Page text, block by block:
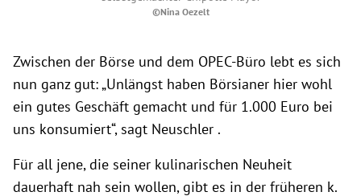
©Nina Oezelt
Zwischen der Börse und dem OPEC-Büro lebt es sich
nun ganz gut: „Unlängst haben Börsianer hier wohl
ein gutes Geschäft gemacht und für 1.000 Euro bei
uns konsumiert“, sagt Neuschler .
Für all jene, die seiner kulinarischen Neuheit
dauerhaft nah sein wollen, gibt es in der früheren k.